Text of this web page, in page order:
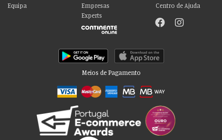
Equipa
Empresas
Experts
Centro de Ajuda
Meios de Pagamento